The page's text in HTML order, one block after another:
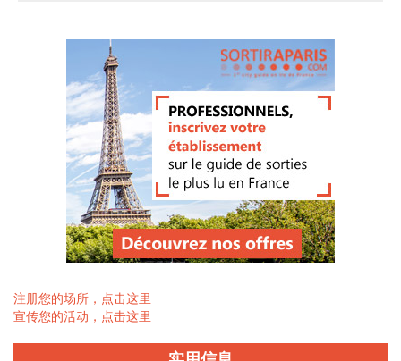
注册您的场所，点击这里
宣传您的活动，点击这里